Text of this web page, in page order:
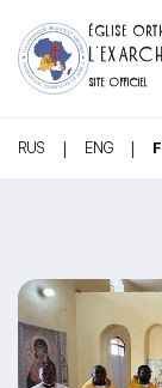
ÉGLISE
SITE OFFICIEL
RUS | ENG |